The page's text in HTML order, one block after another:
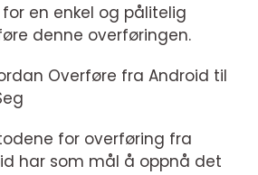
en enkel og pålitelig
denne overføringen.
Overføre fra Android til
for overføring fra
har som mål å oppnå det